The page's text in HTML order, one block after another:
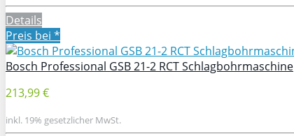
Details
Preis bei *
Bosch Professional GSB 21-2 RCT Schlagbohrmaschine
213,99 €
inkl. 19% gesetzlicher MwSt.